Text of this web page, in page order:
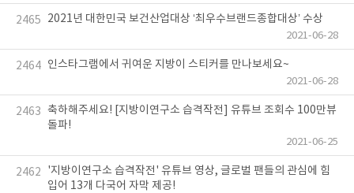
2465 2021년 대한민국 보건산업대상 ‘최우수브랜드종합대상’ 수상
2021-06-28
2464 인스타그램에서 귀여운 지방이 스티커를 만나보세요~
2021-06-28
2463 축하해주세요! [지방이연구소 습격작전] 유튜브 조회수 100만뷰
돌파!
2021-06-25
2462
'지방이연구소 습격작전' 유튜브 영상, 글로벌 팬들의 관심에 힘
입어 13개 다국어 자막 제공!